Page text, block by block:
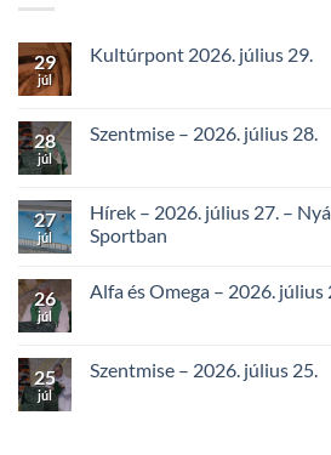
29
júl
Kultúrpont 2026. július 29.
28
júl
Szentmise – 2026. július 28.
27
júl
Hírek – 2026. július 27. –
Sportban
26
júl
Alfa és Omega – 2026. július
25
júl
Szentmise – 2026. július 25.